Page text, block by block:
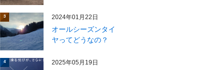
3 2024年01月22日
オールシーズンタイ
ヤってどうなの？
4 2025年05月19日